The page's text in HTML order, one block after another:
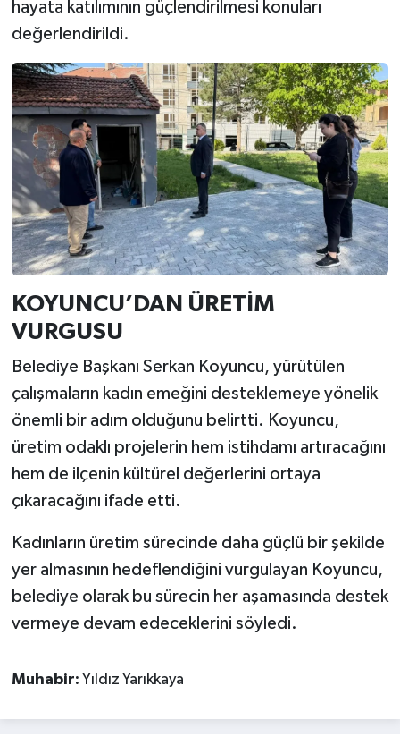
hayata katılımının güçlendirilmesi konuları
değerlendirildi.
KOYUNCU’DAN ÜRETİM
VURGUSU
Belediye Başkanı Serkan Koyuncu, yürütülen
çalışmaların kadın emeğini desteklemeye yönelik
önemli bir adım olduğunu belirtti. Koyuncu,
üretim odaklı projelerin hem istihdamı artıracağını
hem de ilçenin kültürel değerlerini ortaya
çıkaracağını ifade etti.
Kadınların üretim sürecinde daha güçlü bir şekilde
yer almasının hedeflendiğini vurgulayan Koyuncu,
belediye olarak bu sürecin her aşamasında destek
vermeye devam edeceklerini söyledi.
Muhabir: Yıldız Yarıkkaya